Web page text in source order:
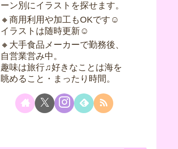
ーン別にイラストを探せます。
🔸商用利用や加工もOKです☺
イラストは随時更新☺
🔸大手食品メーカーで勤務後、
自営業営み中。
趣味は旅行♫好きなことは海を
眺めること・まったり時間。